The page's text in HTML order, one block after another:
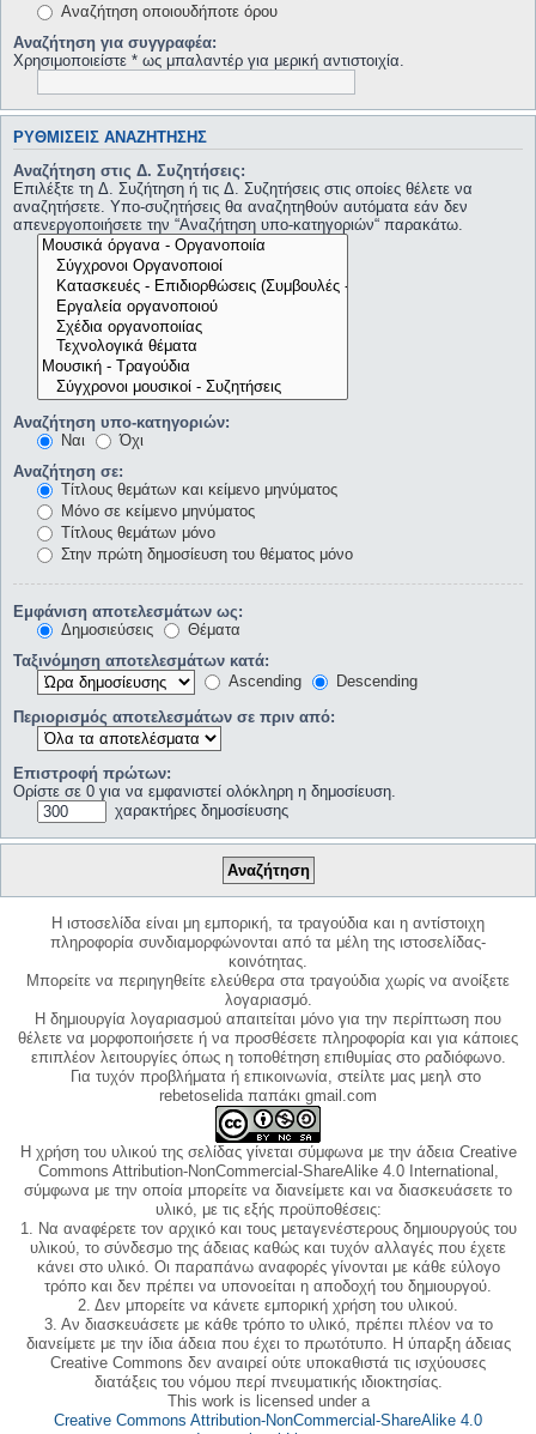
Αναζήτηση οποιουδήποτε όρου
Αναζήτηση για συγγραφέα:
Χρησιμοποιείστε * ως μπαλαντέρ για μερική αντιστοιχία.
ΡΥΘΜΊΣΕΙΣ ΑΝΑΖΉΤΗΣΗΣ
Αναζήτηση στις Δ. Συζητήσεις:
Επιλέξτε τη Δ. Συζήτηση ή τις Δ. Συζητήσεις στις οποίες θέλετε να
αναζητήσετε. Υπο-συζητήσεις θα αναζητηθούν αυτόματα εάν δεν
απενεργοποιήσετε την “Αναζήτηση υπο-κατηγοριών“ παρακάτω.
Αναζήτηση υπο-κατηγοριών:
Ναι
Όχι
Αναζήτηση σε:
Τίτλους θεμάτων και κείμενο μηνύματος
Μόνο σε κείμενο μηνύματος
Τίτλους θεμάτων μόνο
Στην πρώτη δημοσίευση του θέματος μόνο
Εμφάνιση αποτελεσμάτων ως:
Δημοσιεύσεις
Θέματα
Ταξινόμηση αποτελεσμάτων κατά:
Ascending
Descending
Περιορισμός αποτελεσμάτων σε πριν από:
Επιστροφή πρώτων:
Ορίστε σε 0 για να εμφανιστεί ολόκληρη η δημοσίευση.
χαρακτήρες δημοσίευσης
Η ιστοσελίδα είναι μη εμπορική, τα τραγούδια και η αντίστοιχη
πληροφορία συνδιαμορφώνονται από τα μέλη της ιστοσελίδας-
κοινότητας.
Μπορείτε να περιηγηθείτε ελεύθερα στα τραγούδια χωρίς να ανοίξετε
λογαριασμό.
Η δημιουργία λογαριασμού απαιτείται μόνο για την περίπτωση που
θέλετε να μορφοποιήσετε ή να προσθέσετε πληροφορία και για κάποιες
επιπλέον λειτουργίες όπως η τοποθέτηση επιθυμίας στο ραδιόφωνο.
Για τυχόν προβλήματα ή επικοινωνία, στείλτε μας μεηλ στο
rebetoselida παπάκι gmail.com
Η χρήση του υλικού της σελίδας γίνεται σύμφωνα με την άδεια Creative
Commons Attribution-NonCommercial-ShareAlike 4.0 International,
σύμφωνα με την οποία μπορείτε να διανείμετε και να διασκευάσετε το
υλικό, με τις εξής προϋποθέσεις:
1. Να αναφέρετε τον αρχικό και τους μεταγενέστερους δημιουργούς του
υλικού, το σύνδεσμο της άδειας καθώς και τυχόν αλλαγές που έχετε
κάνει στο υλικό. Οι παραπάνω αναφορές γίνονται με κάθε εύλογο
τρόπο και δεν πρέπει να υπονοείται η αποδοχή του δημιουργού.
2. Δεν μπορείτε να κάνετε εμπορική χρήση του υλικού.
3. Αν διασκευάσετε με κάθε τρόπο το υλικό, πρέπει πλέον να το
διανείμετε με την ίδια άδεια που έχει το πρωτότυπο. Η ύπαρξη άδειας
Creative Commons δεν αναιρεί ούτε υποκαθιστά τις ισχύουσες
διατάξεις του νόμου περί πνευματικής ιδιοκτησίας.
This work is licensed under a
Creative Commons Attribution-NonCommercial-ShareAlike 4.0